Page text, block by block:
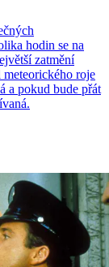
hodin se na
zatmění
meteorického roje
a pokud bude přát